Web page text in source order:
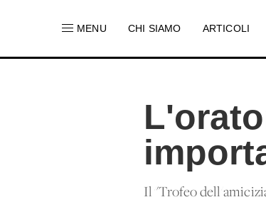
MENU CHI SIAMO ARTICOLI
Il "Trofeo